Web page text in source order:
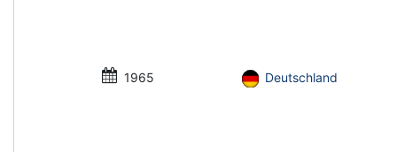
1965 Deutschland